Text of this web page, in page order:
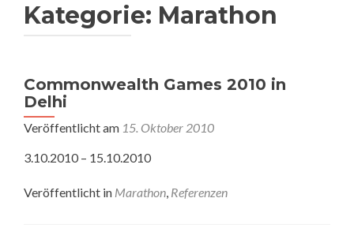
Kategorie: Marathon
Commonwealth Games 2010 in
Delhi
Veröffentlicht am 15. Oktober 2010
3.10.2010 – 15.10.2010
Veröffentlicht in Marathon, Referenzen